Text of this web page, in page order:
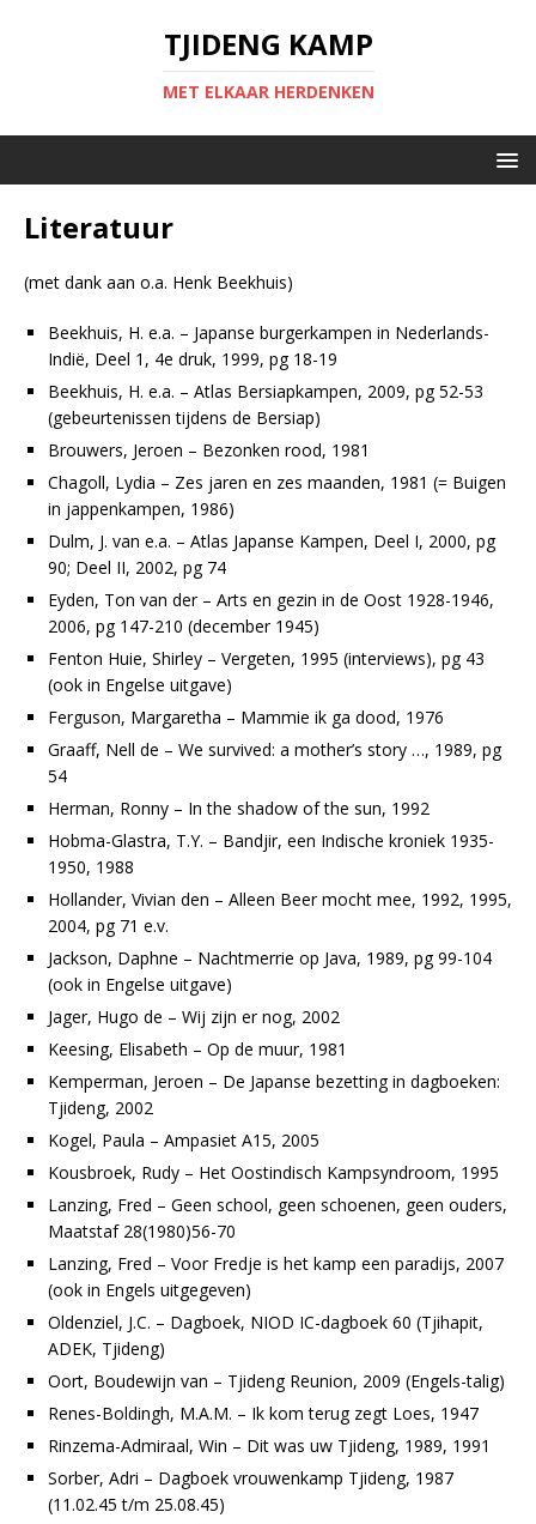
TJIDENG KAMP
MET ELKAAR HERDENKEN
Literatuur
(met dank aan o.a. Henk Beekhuis)
Beekhuis, H. e.a. – Japanse burgerkampen in Nederlands-
Indië, Deel 1, 4e druk, 1999, pg 18-19
Beekhuis, H. e.a. – Atlas Bersiapkampen, 2009, pg 52-53
(gebeurtenissen tijdens de Bersiap)
Brouwers, Jeroen – Bezonken rood, 1981
Chagoll, Lydia – Zes jaren en zes maanden, 1981 (= Buigen
in jappenkampen, 1986)
Dulm, J. van e.a. – Atlas Japanse Kampen, Deel I, 2000, pg
90; Deel II, 2002, pg 74
Eyden, Ton van der – Arts en gezin in de Oost 1928-1946,
2006, pg 147-210 (december 1945)
Fenton Huie, Shirley – Vergeten, 1995 (interviews), pg 43
(ook in Engelse uitgave)
Ferguson, Margaretha – Mammie ik ga dood, 1976
Graaff, Nell de – We survived: a mother’s story …, 1989, pg
54
Herman, Ronny – In the shadow of the sun, 1992
Hobma-Glastra, T.Y. – Bandjir, een Indische kroniek 1935-
1950, 1988
Hollander, Vivian den – Alleen Beer mocht mee, 1992, 1995,
2004, pg 71 e.v.
Jackson, Daphne – Nachtmerrie op Java, 1989, pg 99-104
(ook in Engelse uitgave)
Jager, Hugo de – Wij zijn er nog, 2002
Keesing, Elisabeth – Op de muur, 1981
Kemperman, Jeroen – De Japanse bezetting in dagboeken:
Tjideng, 2002
Kogel, Paula – Ampasiet A15, 2005
Kousbroek, Rudy – Het Oostindisch Kampsyndroom, 1995
Lanzing, Fred – Geen school, geen schoenen, geen ouders,
Maatstaf 28(1980)56-70
Lanzing, Fred – Voor Fredje is het kamp een paradijs, 2007
(ook in Engels uitgegeven)
Oldenziel, J.C. – Dagboek, NIOD IC-dagboek 60 (Tjihapit,
ADEK, Tjideng)
Oort, Boudewijn van – Tjideng Reunion, 2009 (Engels-talig)
Renes-Boldingh, M.A.M. – Ik kom terug zegt Loes, 1947
Rinzema-Admiraal, Win – Dit was uw Tjideng, 1989, 1991
Sorber, Adri – Dagboek vrouwenkamp Tjideng, 1987
(11.02.45 t/m 25.08.45)